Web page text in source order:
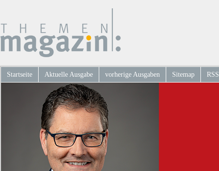
Startseite Aktuelle Ausgabe vorherige Ausgaben Sitemap RSS